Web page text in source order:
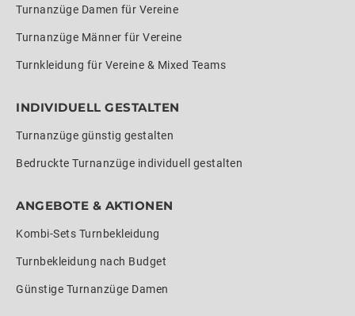
Turnanzüge Damen für Vereine
Turnanzüge Männer für Vereine
Turnkleidung für Vereine & Mixed Teams
INDIVIDUELL GESTALTEN
Turnanzüge günstig gestalten
Bedruckte Turnanzüge individuell gestalten
ANGEBOTE & AKTIONEN
Kombi-Sets Turnbekleidung
Turnbekleidung nach Budget
Günstige Turnanzüge Damen